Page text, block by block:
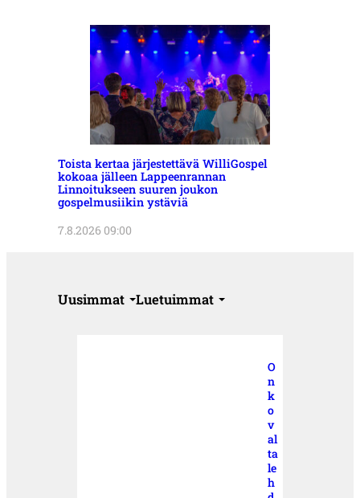
Toista kertaa järjestettävä WilliGospel
kokoaa jälleen Lappeenrannan
Linnoitukseen suuren joukon
gospelmusiikin ystäviä
7.8.2026 09:00
Uusimmat Luetuimmat
O
n
k
o
v
al
ta
le
h